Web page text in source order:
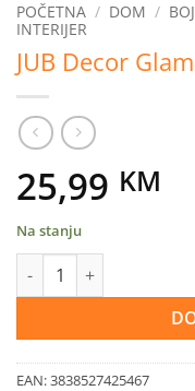
POČETNA / DOM /
INTERIJER
JUB Decor
25,99 KM
Na stanju
JUB Decor Glamour
EAN:3838527425467